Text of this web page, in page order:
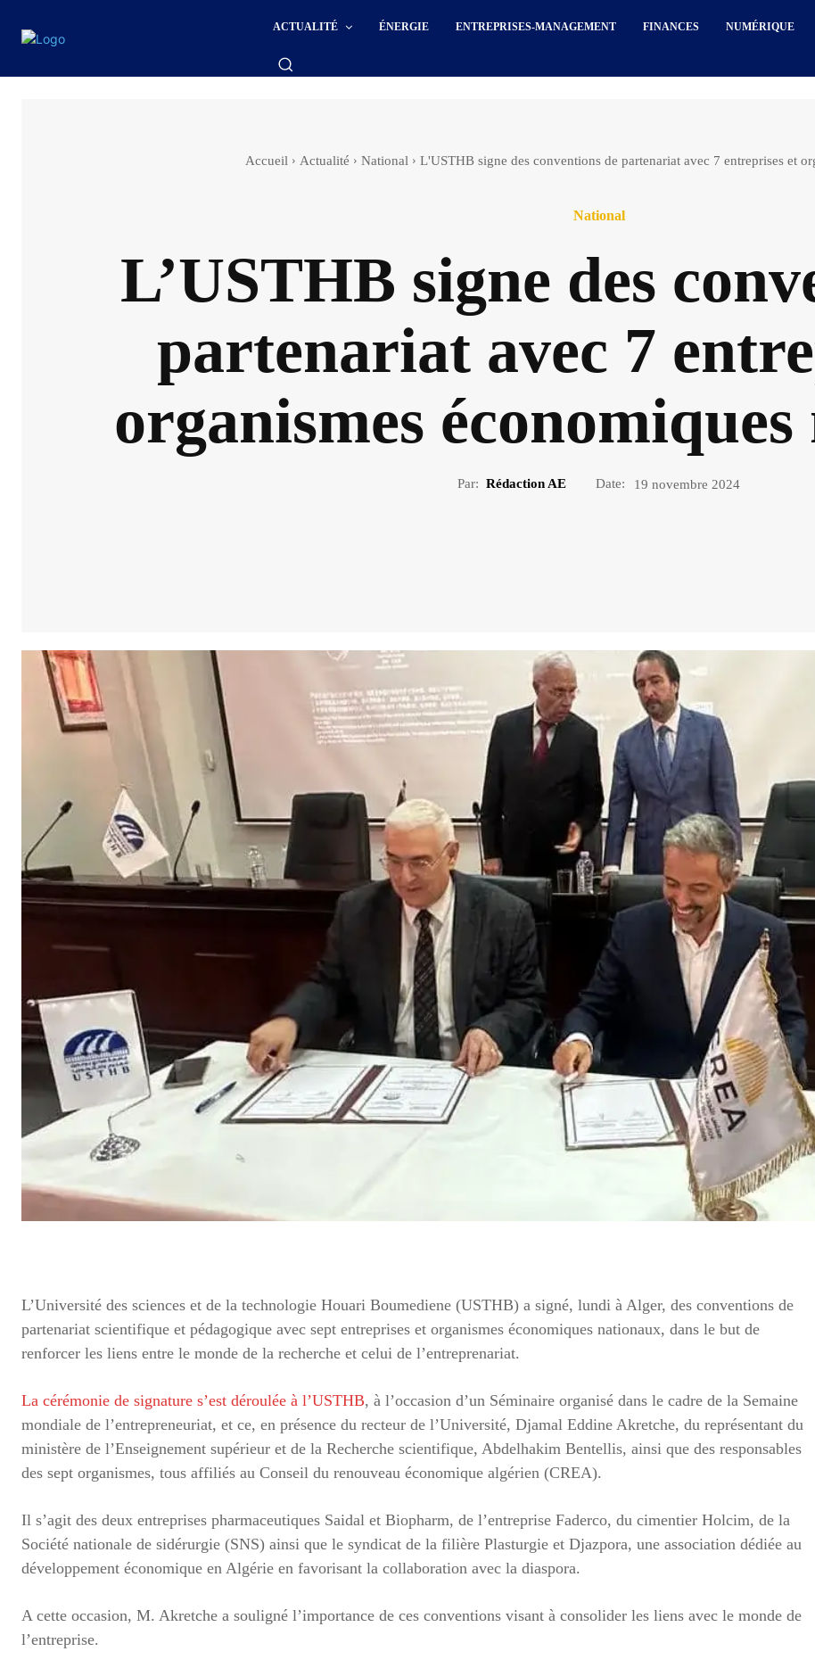
ACTUALITÉ ÉNERGIE ENTREPRISES-MANAGEMENT FINANCES NUMÉRIQUE
Accueil Actualité National L'USTHB signe des conventions de partenariat avec 7 entreprises et
National
L’USTHB signe des
partenariat avec 7
organismes
Par: Rédaction AE Date: 19 novembre 2024
L’Université des sciences et de la technologie Houari Boumediene (USTHB) a signé, lundi à Alger, des conventions de
partenariat scientifique et pédagogique avec sept entreprises et organismes économiques nationaux, dans le but de
renforcer les liens entre le monde de la recherche et celui de l’entreprenariat.
La cérémonie de signature s’est déroulée à l’USTHB, à l’occasion d’un Séminaire organisé dans le cadre de la Semaine
mondiale de l’entrepreneuriat, et ce, en présence du recteur de l’Université, Djamal Eddine Akretche, du représentant du
ministère de l’Enseignement supérieur et de la Recherche scientifique, Abdelhakim Bentellis, ainsi que des responsables
des sept organismes, tous affiliés au Conseil du renouveau économique algérien (CREA).
Il s’agit des deux entreprises pharmaceutiques Saidal et Biopharm, de l’entreprise Faderco, du cimentier Holcim, de la
Société nationale de sidérurgie (SNS) ainsi que le syndicat de la filière Plasturgie et Djazpora, une association dédiée au
développement économique en Algérie en favorisant la collaboration avec la diaspora.
A cette occasion, M. Akretche a souligné l’importance de ces conventions visant à consolider les liens avec le monde de
l’entreprise.